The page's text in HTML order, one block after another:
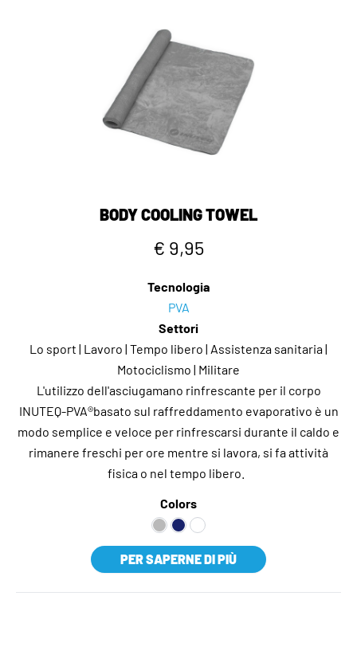
BODY COOLING TOWEL
€ 9,95
Tecnologia
PVA
Settori
Lo sport | Lavoro | Tempo libero | Assistenza sanitaria |
Motociclismo | Militare
L'utilizzo dell'asciugamano rinfrescante per il corpo
INUTEQ-PVA®basato sul raffreddamento evaporativo è un
modo semplice e veloce per rinfrescarsi durante il caldo e
rimanere freschi per ore mentre si lavora, si fa attività
fisica o nel tempo libero.
Colors
PER SAPERNE DI PIÙ